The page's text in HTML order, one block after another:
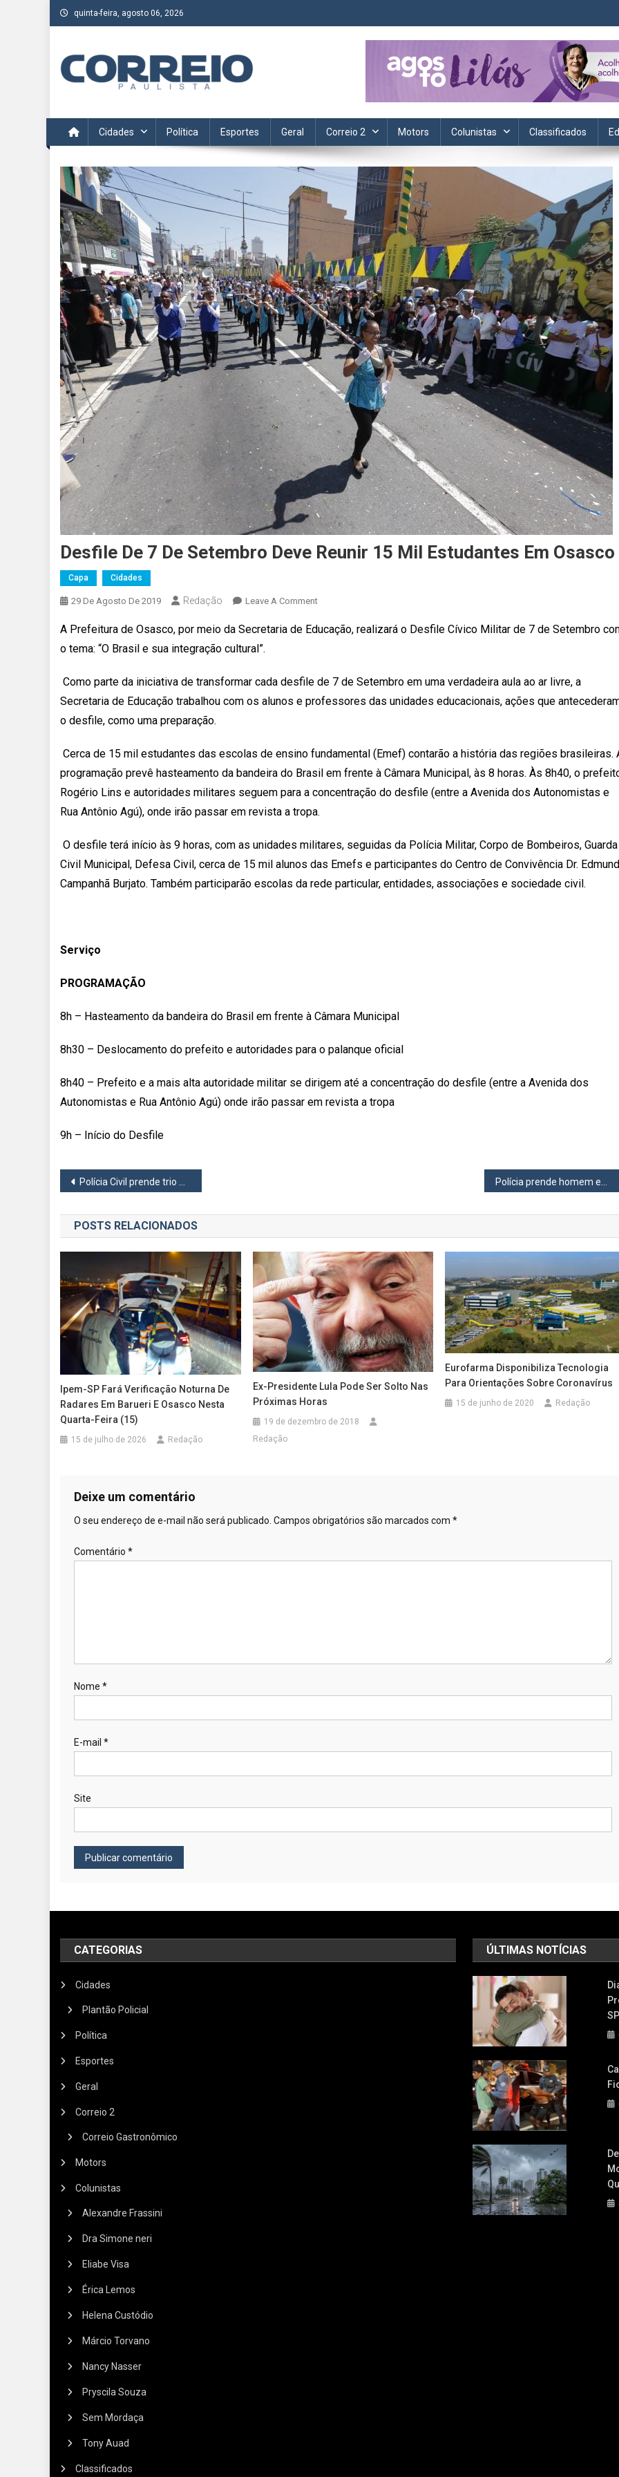
Skip
to
quinta-feira, agosto 06, 2026
Acompanhe as últimas notícias da região no Correio Paulista. Informação, política, saúde, economia, esportes e cotidiano.
Cidades Política Esportes Geral Correio 2 Motors Colunistas Classificados
Desfile De 7 De Setembro Deve Reunir 15 Mil Estudantes Em Osasco
Capa Cidades
29 De Agosto De 2019 Redação Leave A CommentOn
De
Setembro
Deve
Estudantes
Em
Osasco
A Prefeitura de Osasco, por meio da Secretaria de Educação, realizará o Desfile Cívico Militar de 7 de Setembro
o tema: “O Brasil e sua integração cultural”.
Como parte da iniciativa de transformar cada desfile de 7 de Setembro em uma verdadeira aula ao ar livre, a
Secretaria de Educação trabalhou com os alunos e professores das unidades educacionais, ações que
o desfile, como uma preparação.
Cerca de 15 mil estudantes das escolas de ensino fundamental (Emef) contarão a história das regiões brasileiras.
programação prevê hasteamento da bandeira do Brasil em frente à Câmara Municipal, às 8 horas. Às 8h40, o
Rogério Lins e autoridades militares seguem para a concentração do desfile (entre a Avenida dos Autonomistas e
Rua Antônio Agú), onde irão passar em revista a tropa.
O desfile terá início às 9 horas, com as unidades militares, seguidas da Polícia Militar, Corpo de Bombeiros, Guarda
Civil Municipal, Defesa Civil, cerca de 15 mil alunos das Emefs e participantes do Centro de Convivência Dr.
Campanhã Burjato. Também participarão escolas da rede particular, entidades, associações e sociedade civil.
Serviço
PROGRAMAÇÃO
8h – Hasteamento da bandeira do Brasil em frente à Câmara Municipal
8h30 – Deslocamento do prefeito e autoridades para o palanque oficial
8h40 – Prefeito e a mais alta autoridade militar se dirigem até a concentração do desfile (entre a Avenida dos
Autonomistas e Rua Antônio Agú) onde irão passar em revista a tropa
9h – Início do Desfile
Navegação
de
Post
Polícia Civil prende trio que desmontava caminhões roubados em Cotia
POSTS RELACIONADOS
Ipem-SP Fará Verificação Noturna De
Radares Em Barueri E Osasco Nesta
Quarta-Feira (15)
15 de julho de 2026 Redação
Ex-Presidente Lula Pode Ser Solto Nas
Próximas Horas
19 de dezembro de 2018
Redação
Eurofarma Disponibiliza Tecnologia
Para Orientações Sobre Coronavírus
15 de junho de 2020 Redação
Deixe um comentário
O seu endereço de e-mail não será publicado. Campos obrigatórios são marcados com *
Comentário *
Nome *
E-mail *
Site
CATEGORIAS
Cidades
Plantão Policial
Política
Esportes
Geral
Correio 2
Correio Gastronômico
Motors
Colunistas
Alexandre Frassini
Dra Simone neri
Eliabe Visa
Érica Lemos
Helena Custódio
Márcio Torvano
Nancy Nasser
Pryscila Souza
Sem Mordaça
Tony Auad
Classificados
ÚLTIMAS NOTÍCIAS
SP